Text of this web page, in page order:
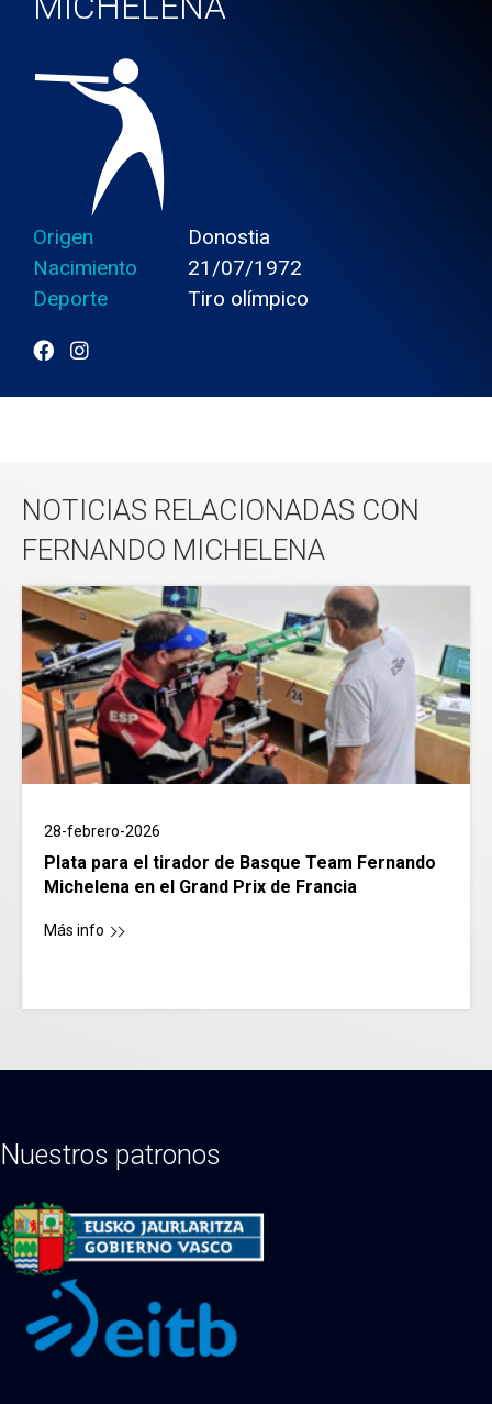
Origen
Donostia
Nacimiento
21/07/1972
Deporte
Tiro olímpico
NOTICIAS RELACIONADAS CON
FERNANDO MICHELENA
28-febrero-2026
Plata para el tirador de Basque Team Fernando
Michelena en el Grand Prix de Francia
Más info
Nuestros patronos